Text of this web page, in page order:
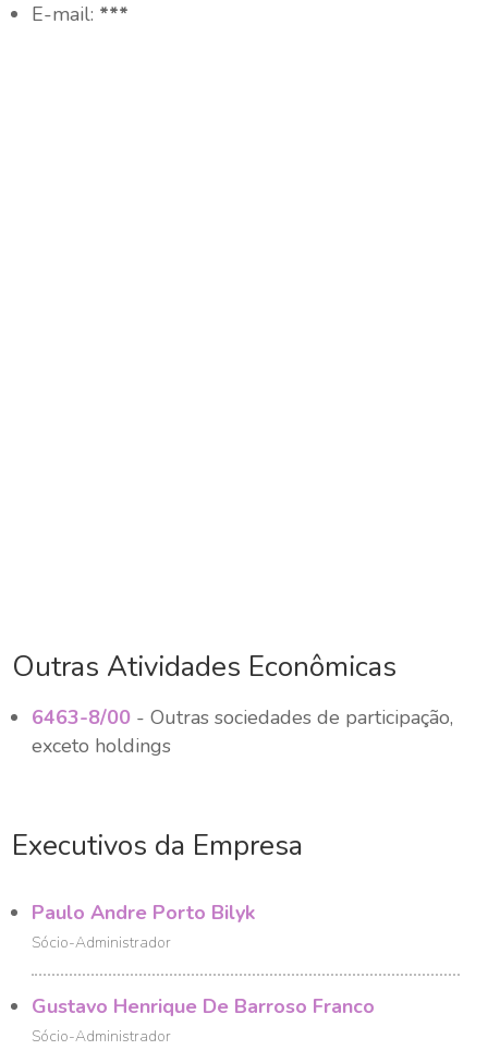
E-mail: ***
Outras Atividades Econômicas
6463-8/00 - Outras sociedades de participação,
exceto holdings
Executivos da Empresa
Paulo Andre Porto Bilyk
Sócio-Administrador
Gustavo Henrique De Barroso Franco
Sócio-Administrador